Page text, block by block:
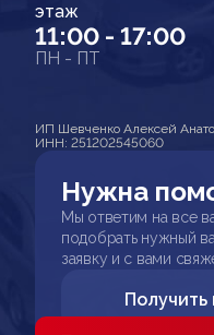
этаж
11:00 - 17:00
ПН - ПТ
ИП Шевченко Алексей
ИНН: 251202545060
Нужна
Мы ответим на все
подобрать нужный
заявку и с вами
Получить